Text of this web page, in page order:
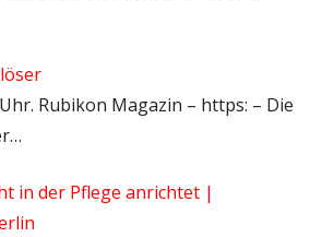
Rubikon Magazin – https: – Die
in der Pflege anrichtet |